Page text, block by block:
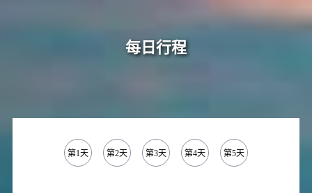
每日行程
第1天 第2天 第3天 第4天 第5天